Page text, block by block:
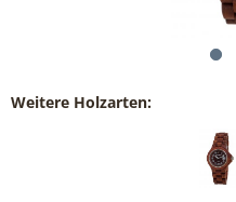
Weitere Holzarten: